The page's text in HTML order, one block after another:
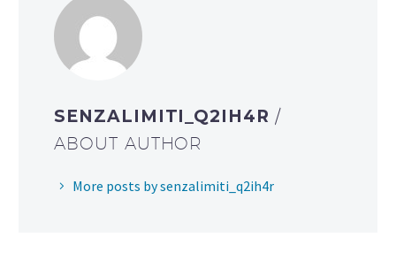
SENZALIMITI_Q2IH4R/
ABOUT AUTHOR
More posts by senzalimiti_q2ih4r